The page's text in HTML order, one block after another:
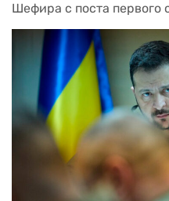
Шефира с поста первого